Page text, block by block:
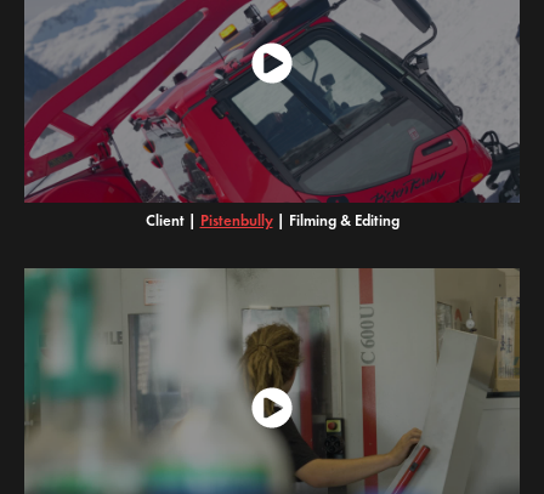
Client | Pistenbully | Filming & Editing